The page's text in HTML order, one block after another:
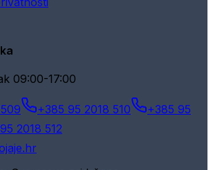
09:00-17:00
+385 95 2018 510
+385 95
2018 512